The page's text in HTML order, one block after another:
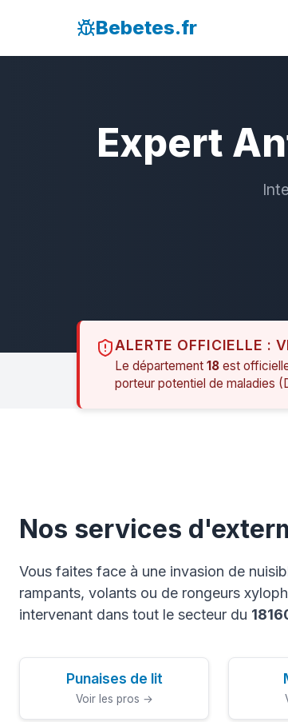
Bebetes.fr
Expert
ALERTE OFFICIELLE :
Le département 18 est
porteur potentiel de maladies
Nos services
Vous faites face à une invasion de
rampants, volants ou de rongeurs
intervenant dans tout le secteur du
Punaises de lit
Voir les pros →